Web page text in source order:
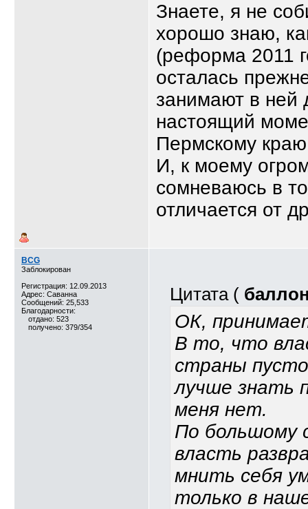
Знаете, я не
хорошо знаю,
(реформа 2011
осталась
занимают в ней
настоящий
Пермскому
И, к моему
сомневаюсь в
отличается от
BCG
Заблокирован
Регистрация: 12.09.2013
Адрес: Саванна
Сообщений: 25,533
Благодарности:
отдано: 523
получено: 379/354
Цитата (
ОК,
В то, что
страны
лучше знать
меня нет.
По большому
власть
мнить себя
только в